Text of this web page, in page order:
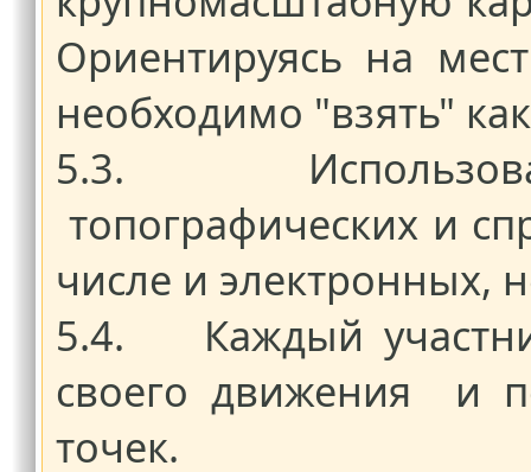
Ориентируясь на
необходимо "взять"
5.3.
топографических и
числе и электронных,
5.4. Каждый
своего движения и
точек.